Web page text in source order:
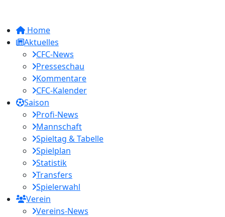
Home
Aktuelles
CFC-News
Presseschau
Kommentare
CFC-Kalender
Saison
Profi-News
Mannschaft
Spieltag & Tabelle
Spielplan
Statistik
Transfers
Spielerwahl
Verein
Vereins-News